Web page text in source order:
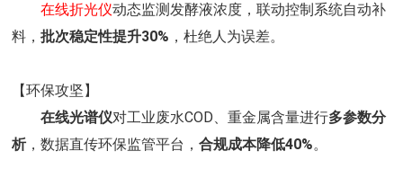
在线折光仪动态监测发酵液浓度，联动控制系统自动补
料，批次稳定性提升30% ，杜绝人为误差。
【环保攻坚】
在线光谱仪对工业废水COD、重金属含量进行多参数分
析，数据直传环保监管平台，合规成本降低40%。